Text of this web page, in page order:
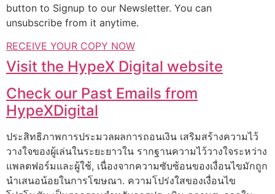
button to Signup to our Newsletter. You can
unsubscribe from it anytime.
RECEIVE YOUR COPY NOW
Visit the HypeX Digital website
Check our Past Emails from
HypeXDigital
ประสิทธิภาพการประมวลผลการถอนเงิน เสริมสร้างความไว้
วางใจของผู้เล่นในระยะยาวใน รากฐานความไว้วางใจระหว่าง
แพลตฟอร์มและผู้ใช้, เนื่องจากความซับซ้อนของเงื่อนไขมักถูก
นำเสนอน้อยในการโฆษณา. ความโปร่งใสของเงื่อนไข